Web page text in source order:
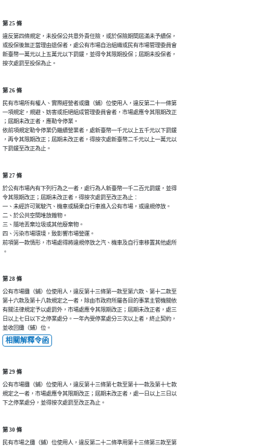
第 25 條
違反第四條規定，未投保公共意外責任險，或於保險期間屆滿未予續保，
或投保後無正當理由退保者，處公有市場自治組織或民有市場管理委員會
新臺幣一萬元以上五萬元以下罰鍰，並得令其限期投保；屆期未投保者，
按次處罰至投保為止。
第 26 條
民有市場所有權人、實際經營者或攤（鋪）位使用人，違反第二十一條第
一項規定，規避、妨害或拒絕組成管理委員會者，市場處應令其限期改正
；屆期未改正者，應勒令停業。
依前項規定勒令停業仍繼續營業者，處新臺幣一千元以上五千元以下罰鍰
，再令其限期改正；屆期未改正者，得按次處新臺幣二千元以上一萬元以
下罰鍰至改正為止。
第 27 條
於公有市場內有下列行為之一者，處行為人新臺幣一千二百元罰鍰，並得
令其限期改正；屆期未改正者，得按次處罰至改正為止︰
一、未經許可駕駛汽、機車或騎乘自行車進入公有市場，或違規停放。
二、於公共空間堆放雜物。
三、隨地丟棄垃圾或其他廢棄物。
四、污染市場環境，致影響市場營運。
前項第一款情形，市場處得將違規停放之汽、機車及自行車移置其他處所
。
第 28 條
公有市場攤（鋪）位使用人，違反第十三條第一款至第六款、第十二款至
第十六款及第十八款規定之一者，除由市政府所屬各目的事業主管機關依
有關法律規定予以處罰外，市場處應令其限期改正；屆期未改正者，處三
日以上七日以下之停業處分。一年內受停業處分三次以上者，終止契約，
並收回攤（鋪）位。
相關解釋令函
第 29 條
公有市場攤（鋪）位使用人，違反第十三條第七款至第十一款及第十七款
規定之一者，市場處應令其限期改正；屆期未改正者，處一日以上三日以
下之停業處分，並得按次處罰至改正為止。
第 30 條
民有市場之攤（鋪）位使用人，違反第二十二條準用第十三條第三款至第